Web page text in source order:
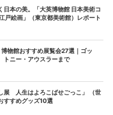
本の美。「大英博物館 日本美術コ
えた江戸絵画」（東京都美術館）レポート
物館おすすめ展覧会27選｜ゴッ
トニー・アウスラーまで
展 人生はよろこばせごっこ」 （世
すすめグッズ10選